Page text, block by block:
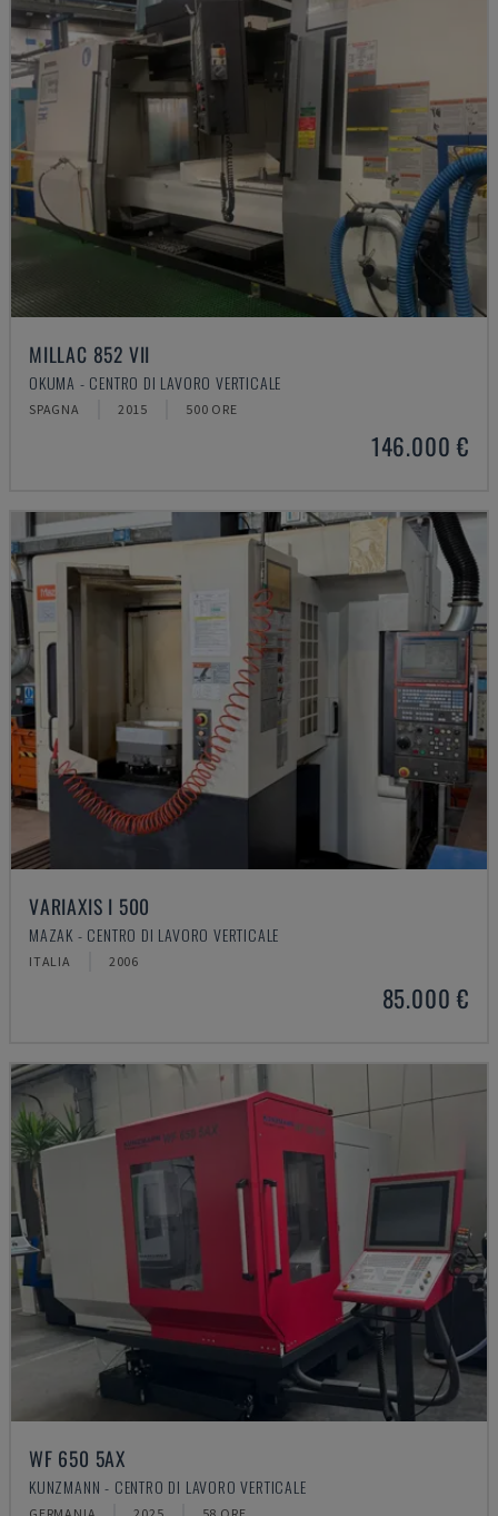
MILLAC 852 VII
OKUMA - CENTRO DI LAVORO VERTICALE
SPAGNA 2015 500 ORE
146.000 €
VARIAXIS I 500
MAZAK - CENTRO DI LAVORO VERTICALE
ITALIA 2006
85.000 €
WF 650 5AX
KUNZMANN - CENTRO DI LAVORO VERTICALE